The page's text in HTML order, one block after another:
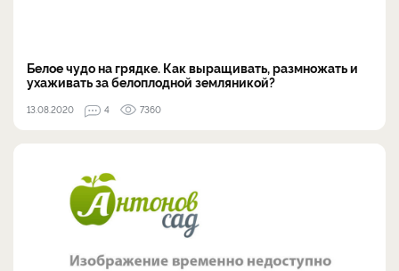
Белое чудо на грядке. Как выращивать, размножать и
ухаживать за белоплодной земляникой?
13.08.2020 4 7360